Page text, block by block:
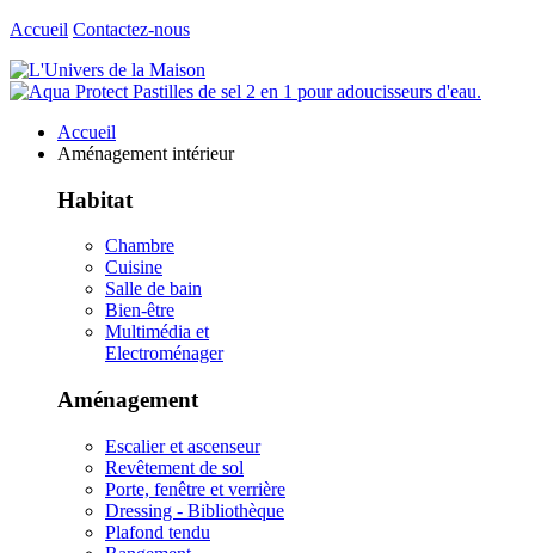
Accueil Contactez-nous
Accueil
Aménagement intérieur
Habitat
Chambre
Cuisine
Salle de bain
Bien-être
Multimédia et
Electroménager
Aménagement
Escalier et ascenseur
Revêtement de sol
Porte, fenêtre et verrière
Dressing - Bibliothèque
Plafond tendu